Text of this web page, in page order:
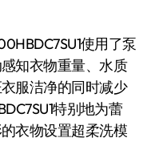
使用了泵
知衣物重量、水质
服洁净的同时减少
特别地为蕾
衣物设置超柔洗模